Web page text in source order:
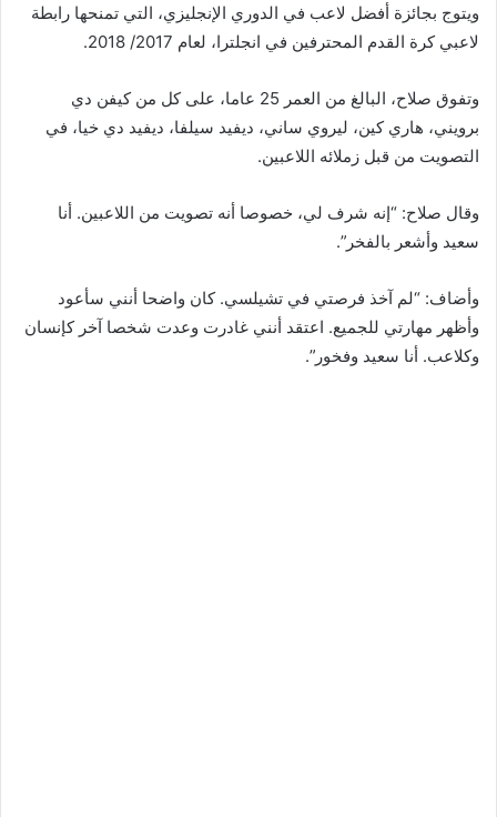
ويتوج بجائزة أفضل لاعب في الدوري الإنجليزي، التي تمنحها رابطة
لاعبي كرة القدم المحترفين في انجلترا، لعام 2017/ 2018.
وتفوق صلاح، البالغ من العمر 25 عاما، على كل من كيفن دي
برويني، هاري كين، ليروي ساني، ديفيد سيلفا، ديفيد دي خيا، في
التصويت من قبل زملائه اللاعبين.
وقال صلاح: “إنه شرف لي، خصوصا أنه تصويت من اللاعبين. أنا
سعيد وأشعر بالفخر”.
وأضاف: “لم آخذ فرصتي في تشيلسي. كان واضحا أنني سأعود
وأظهر مهارتي للجميع. اعتقد أنني غادرت وعدت شخصا آخر كإنسان
وكلاعب. أنا سعيد وفخور”.